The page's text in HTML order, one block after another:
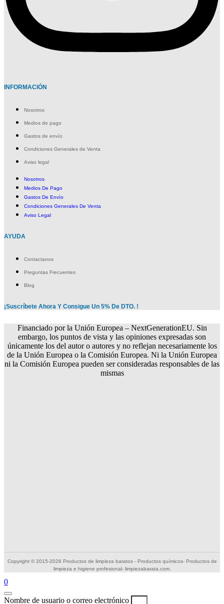
INFORMACIÓN
Nosotros
Medios de pago
Gastos de envío
Condiciones Generales de Venta
Aviso legal
Nosotros
Medios De Pago
Gastos De Envío
Condiciones Generales De Venta
Aviso Legal
AYUDA
Contactanos
Preguntas Frecuentes
Blog
¡Suscríbete Ahora Y Consigue Un 5% De DTO. !
Financiado por la Unión Europea – NextGenerationEU. Sin
embargo, los puntos de vista y las opiniones expresadas son
únicamente los del autor o autores y no reflejan necesariamente los
de la Unión Europea o la Comisión Europea. Ni la Unión Europea
ni la Comisión Europea pueden ser consideradas responsables de las
mismas
Copyright © 2015-2026 Productos de limpieza baratos - Productos químicos- Productos de
limpieza e higiene profesional- limpiezabarata.com.
0
Nombre de usuario o correo electrónico